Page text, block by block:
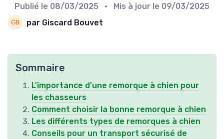
Publié le 08/03/2025 • Mis à jour le 09/03/2025
par Giscard Bouvet
Sommaire
L'importance d'une remorque à chien pour
les chasseurs
Comment choisir la bonne remorque à chien
Les différents types de remorques à chien
Conseils pour un transport sécurisé de